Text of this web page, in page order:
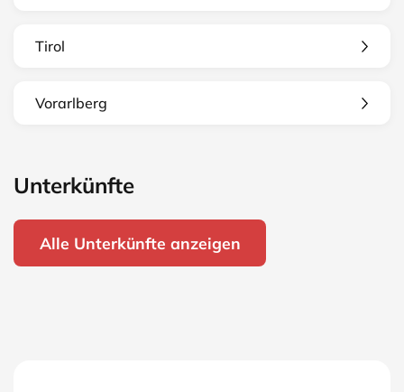
Tirol
Vorarlberg
Unterkünfte
Alle Unterkünfte anzeigen